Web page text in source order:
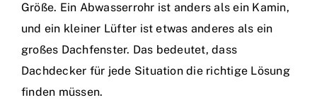
Größe. Ein Abwasserrohr ist anders als ein Kamin,
und ein kleiner Lüfter ist etwas anderes als ein
großes Dachfenster. Das bedeutet, dass
Dachdecker für jede Situation die richtige Lösung
finden müssen.